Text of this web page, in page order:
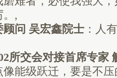
厉。,
问 吴宏鑫院士 ：人
所交会对接首席专家
能级跃迁，要是不